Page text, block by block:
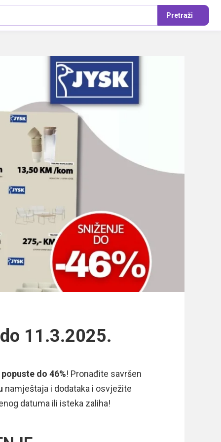
Pretraži
11.3.2025.
popuste do 46%! Pronađite savršen
namještaja i dodataka i osvježite
datuma ili isteka zaliha!